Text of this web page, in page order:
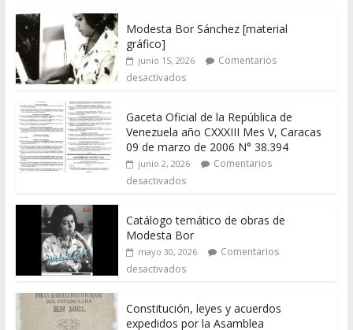
Modesta Bor Sánchez [material
gráfico]
junio 15, 2026
Comentarios
desactivados
Gaceta Oficial de la República de
Venezuela año CXXXIII Mes V, Caracas
09 de marzo de 2006 N° 38.394
junio 2, 2026
Comentarios
desactivados
Catálogo temático de obras de
Modesta Bor
mayo 30, 2026
Comentarios
desactivados
Constitución, leyes y acuerdos
expedidos por la Asamblea